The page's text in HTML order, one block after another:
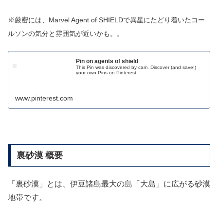
※厳密には、Marvel Agent of SHIELDで異星にたどり着いたコー
ルソンの気分と雰囲気が近いかも。。
Pin on agents of shield
This Pin was discovered by cam. Discover (and save!)
your own Pins on Pinterest.
www.pinterest.com
裏砂漠 概要
「裏砂漠」とは、伊豆諸島最大の島「大島」に広がる砂漠
地帯です。